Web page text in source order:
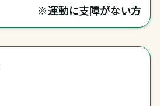
※運動に支障がない方